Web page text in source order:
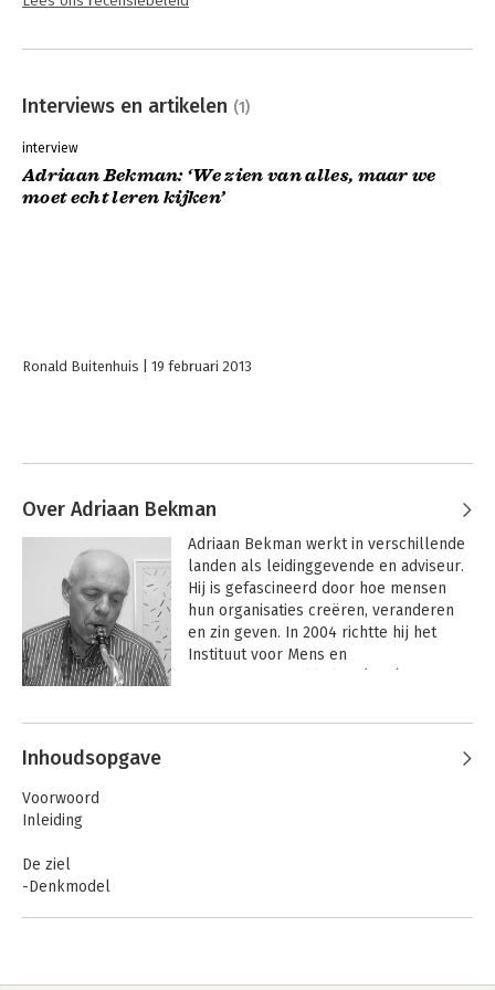
Interviews en artikelen (1)
interview
Adriaan Bekman: ‘We zien van alles, maar we
moet echt leren kijken’
Ronald Buitenhuis 19 februari 2013
Over Adriaan Bekman
Adriaan Bekman werkt in verschillende
landen als leidinggevende en adviseur.
Hij is gefascineerd door hoe mensen
hun organisaties creëren, veranderen
en zin geven. In 2004 richtte hij het
Instituut voor Mens en
leiderschap, zingeving en
Andere boeken door Adriaan
Bekman
Inhoudsopgave
Voorwoord
Inleiding
De ziel
-Denkmodel